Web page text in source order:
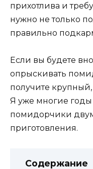
прихотлива и
нужно не только
правильно
Если вы будете
опрыскивать
получите
Я уже многие
помидорчики
приготовления.
Содержание